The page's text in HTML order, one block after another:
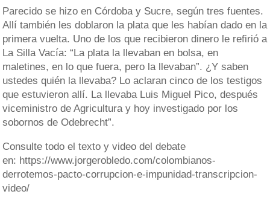
Parecido se hizo en Córdoba y Sucre, según tres fuentes.
Allí también les doblaron la plata que les habían dado en la
primera vuelta. Uno de los que recibieron dinero le refirió a
La Silla Vacía: “La plata la llevaban en bolsa, en
maletines, en lo que fuera, pero la llevaban”. ¿Y saben
ustedes quién la llevaba? Lo aclaran cinco de los testigos
que estuvieron allí. La llevaba Luis Miguel Pico, después
viceministro de Agricultura y hoy investigado por los
sobornos de Odebrecht”.
Consulte todo el texto y video del debate
en: https://www.jorgerobledo.com/colombianos-
derrotemos-pacto-corrupcion-e-impunidad-transcripcion-
video/